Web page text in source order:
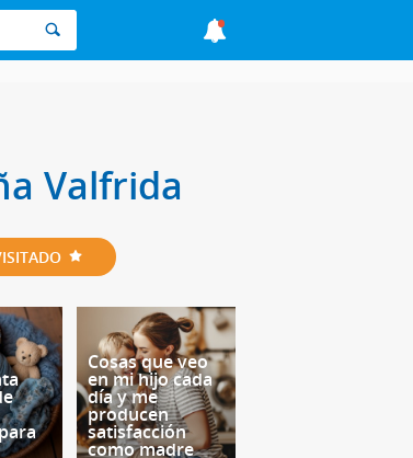
Valfrida
Cosas que veo
en mi hijo cada
día y me
producen
satisfacción
como madre